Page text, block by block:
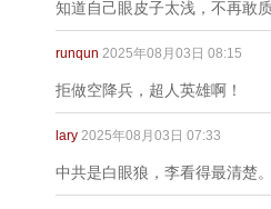
知道自己眼皮子太浅，不再敢
runqun 2025年08月03日 08:15
拒做空降兵，超人英雄啊！
lary 2025年08月03日 07:33
中共是白眼狼，李看得最清楚